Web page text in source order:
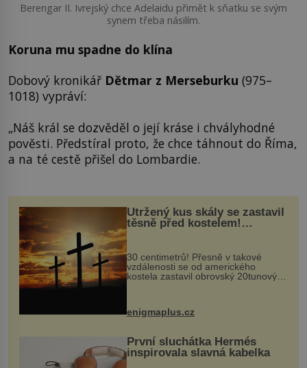
Berengar II. Ivrejský chce Adelaidu přimět k sňatku se svým
synem třeba násilím.
Koruna mu spadne do klína
Dobový kronikář Dětmar z Merseburku (975–
1018) vypráví:
„Náš král se dozvěděl o její kráse i chvályhodné
pověsti. Předstíral proto, že chce táhnout do Říma,
a na té cestě přišel do Lombardie.
Utržený kus skály se zastavil
těsně před kostelem!
Ochránila ho boží síla?
30 centimetrů! Přesně v takové
vzdálenosti se od amerického
kostela zastavil obrovský 20tunový
...
enigmaplus.cz
První sluchátka Hermés
inspirovala slavná kabelka